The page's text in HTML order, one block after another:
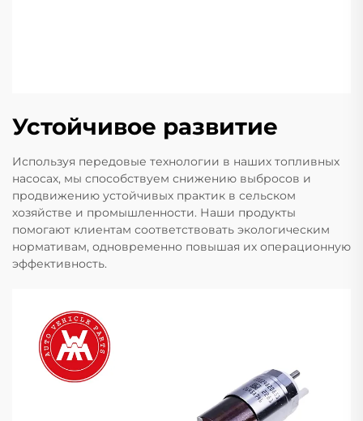
Устойчивое развитие
Используя передовые технологии в наших топливных
насосах, мы способствуем снижению выбросов и
продвижению устойчивых практик в сельском
хозяйстве и промышленности. Наши продукты
помогают клиентам соответствовать экологическим
нормативам, одновременно повышая их операционную
эффективность.